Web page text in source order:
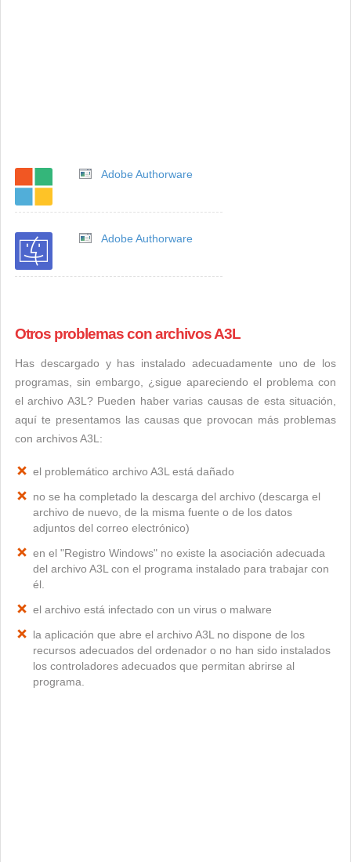
Adobe Authorware
Adobe Authorware
Otros problemas con archivos A3L
Has descargado y has instalado adecuadamente uno de los
programas, sin embargo, ¿sigue apareciendo el problema con
el archivo A3L? Pueden haber varias causas de esta situación,
aquí te presentamos las causas que provocan más problemas
con archivos A3L:
el problemático archivo A3L está dañado
no se ha completado la descarga del archivo (descarga el
archivo de nuevo, de la misma fuente o de los datos
adjuntos del correo electrónico)
en el "Registro Windows" no existe la asociación adecuada
del archivo A3L con el programa instalado para trabajar con
él.
el archivo está infectado con un virus o malware
la aplicación que abre el archivo A3L no dispone de los
recursos adecuados del ordenador o no han sido instalados
los controladores adecuados que permitan abrirse al
programa.